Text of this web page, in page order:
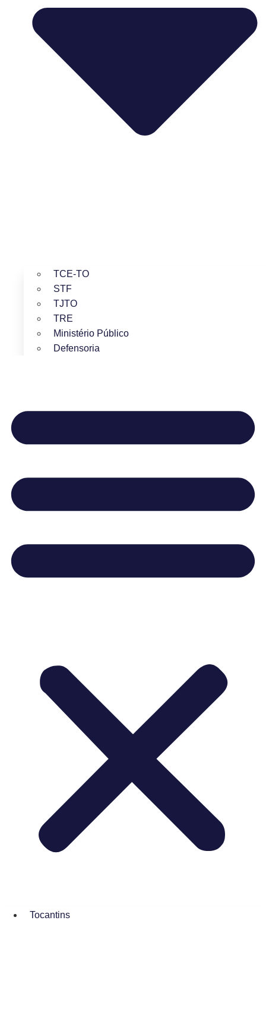
TCE-TO
STF
TJTO
TRE
Ministério Público
Defensoria
Tocantins